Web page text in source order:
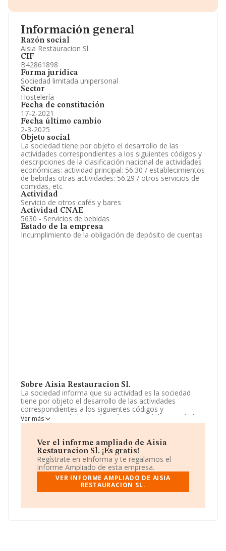
Información general
Razón social
Aisia Restauracion Sl.
CIF
B42861898
Forma jurídica
Sociedad limitada unipersonal
Sector
Hostelería
Fecha de constitución
17-2-2021
Fecha último cambio
2-3-2025
Objeto social
La sociedad tiene por objeto el desarrollo de las
actividades correspondientes a los siguientes códigos y
descripciones de la clasificación nacional de actividades
económicas: actividad principal: 56.30 / establecimientos
de bebidas otras actividades: 56.29 / otros servicios de
comidas, etc
Actividad
Servicio de otros cafés y bares
Actividad CNAE
5630 - Servicios de bebidas
Estado de la empresa
Incumplimiento de la obligación de depósito de cuentas
Sobre Aisia Restauracion Sl.
La sociedad informa que su actividad es la sociedad
tiene por objeto el desarrollo de las actividades
correspondientes a los siguientes códigos y
descripciones de la clasificación nacional de actividades
económicas: actividad principal: 56.30 / establecimientos
comidas, etc. La empresa aparece inscrita en el Registro
Mercantil como Sociedad Limitada. Su actividad CNAE
es 'Establecimientos de bebidas' con código 5630. La
compañía no tiene actividad en mercados exteriores.
La empresaAisia Restauración S.L, B42861898, se
encuentra en Carretera De Alcalá Km 3 3, (28816), en el
Ver más
Ver el informe ampliado de Aisia
Restauracion Sl. ¡Es gratis!
Regístrate en eInforma y te regalamos el
Informe Ampliado de esta empresa.
VER INFORME AMPLIADO DE AISIA
RESTAURACION SL.
Información oficial y registral complementaria.